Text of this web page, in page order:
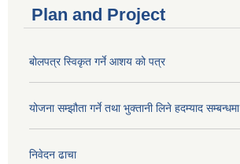
Plan and Project
बोलपत्र स्विकृत गर्ने आशय को पत्र
योजना सम्झौता गर्ने तथा भुक्तानी लिने हदम्याद सम्बन्धमा
निवेदन ढाचा